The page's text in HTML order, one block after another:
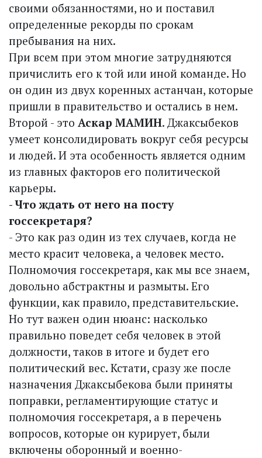
своими обязанностями, но и поставил
определенные рекорды по срокам
пребывания на них.
При всем при этом многие затрудняются
причислить его к той или иной команде. Но
он один из двух коренных астанчан, которые
пришли в правительство и остались в нем.
Второй - это Аскар МАМИН. Джаксыбеков
умеет консолидировать вокруг себя ресурсы
и людей. И эта особенность является одним
из главных факторов его политической
карьеры.
- Что ждать от него на посту
госсекретаря?
- Это как раз один из тех случаев, когда не
место красит человека, а человек место.
Полномочия госсекретаря, как мы все знаем,
довольно абстрактны и размыты. Его
функции, как правило, представительские.
Но тут важен один нюанс: насколько
правильно поведет себя человек в этой
должности, таков в итоге и будет его
политический вес. Кстати, сразу же после
назначения Джаксыбекова были приняты
поправки, регламентирующие статус и
полномочия госсекретаря, а в перечень
вопросов, которые он курирует, были
включены оборонный и военно-